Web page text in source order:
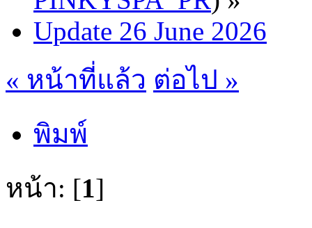
Update 26 June 2026
« หน้าที่แล้ว ต่อไป »
พิมพ์
หน้า: [1]